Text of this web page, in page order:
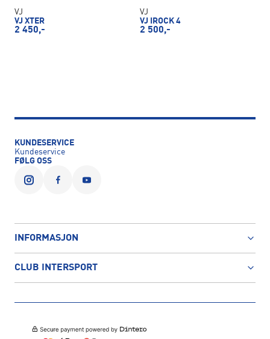
VJ
VJ XTER
2 450,-
VJ
VJ IROCK 4
2 500,-
KUNDESERVICE
Kundeservice
FØLG OSS
INFORMASJON
CLUB INTERSPORT